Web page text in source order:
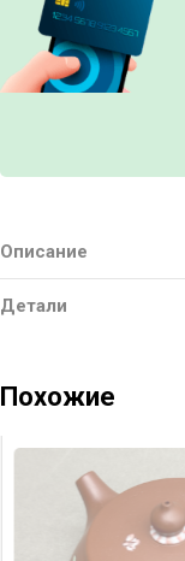
Описание
Детали
Похожие